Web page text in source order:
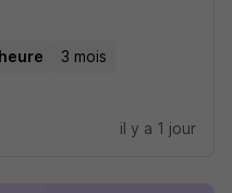
3 mois
il y a 1 jour